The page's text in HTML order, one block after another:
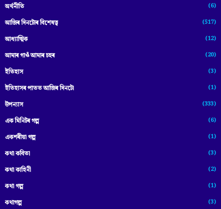
অৰ্থনীতি (6)
আজিৰ দিনটোৰ বিশেষত্ব (517)
আধ্যাত্মিক (12)
আমাৰ গাওঁ আমাৰ চহৰ (20)
ইতিহাস (3)
ইতিহাসৰ পাতত আজিৰ দিনটো (1)
উপন্যাস (333)
এক মিনিটৰ গল্প (6)
একশৰীয়া গল্প (1)
কথা কবিতা (3)
কথা কাহিনী (2)
কথা গল্প (1)
কথাগল্প (3)